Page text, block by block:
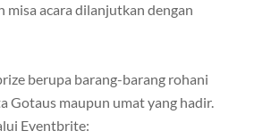
misa acara dilanjutkan dengan
berupa barang-barang rohani
Gotaus maupun umat yang hadir.
Eventbrite: